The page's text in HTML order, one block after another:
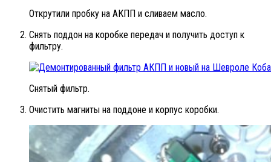
Открутили пробку на АКПП и сливаем масло.
Снять поддон на коробке передач и получить доступ к
фильтру.
Снятый фильтр.
Очистить магниты на поддоне и корпус коробки.